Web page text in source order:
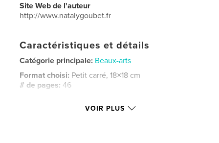
Site Web de l'auteur
http://www.natalygoubet.fr
Caractéristiques et détails
Catégorie principale: Beaux-arts
Format choisi: Petit carré, 18×18 cm
# de pages:46
Couverture souple: 9781389705984
VOIR PLUS